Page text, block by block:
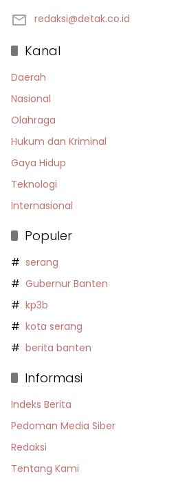
redaksi@detak.co.id
Kanal
Daerah
Nasional
Olahraga
Hukum dan Kriminal
Gaya Hidup
Teknologi
Internasional
Populer
serang
Gubernur Banten
kp3b
kota serang
berita banten
Informasi
Indeks Berita
Pedoman Media Siber
Redaksi
Tentang Kami